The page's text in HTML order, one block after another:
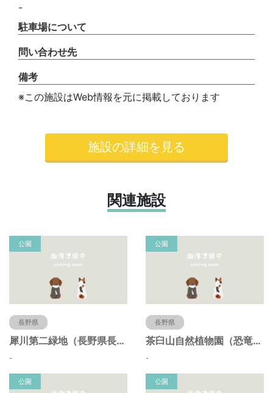
-
駐車場について
問い合わせ先
備考
※この施設はWeb情報を元に掲載しております
施設の詳細を見る
関連施設
公園
長野県
犀川第二緑地（長野県長野市）
-
公園
長野県
茶臼山自然植物園（恐竜園）（長野県長野市）
-
公園 公園